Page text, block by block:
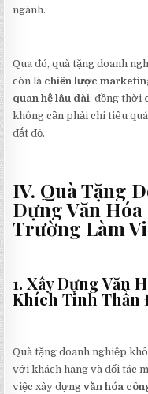
ngành.
Qua đó, quà tặng doanh
còn là chiến lược
quan hệ lâu dài, đồng thời
không cần phải chi tiêu
đắt đỏ.
IV. Quà Tặng
Dựng Văn
Trường Làm
1. Xây Dựng Văn
Khích Tinh Thần
Quà tặng doanh nghiệp
với khách hàng và đối tác
việc xây dựngvăn hóa